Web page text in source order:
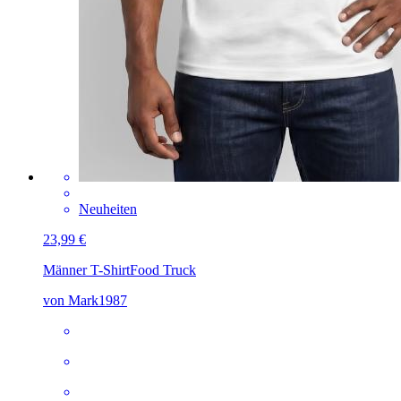
Neuheiten
23,99 €
Männer T-ShirtFood Truck
von Mark1987